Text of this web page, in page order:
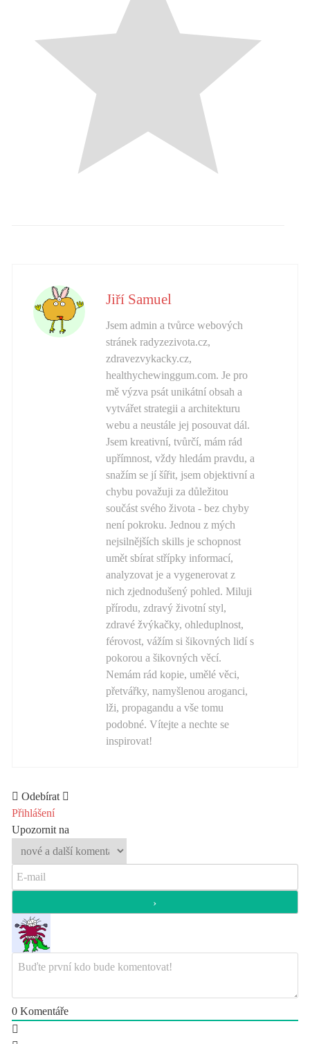
Jiří Samuel
Jsem admin a tvůrce webových
stránek radyzezivota.cz,
zdravezvykacky.cz,
healthychewinggum.com. Je pro
mě výzva psát unikátní obsah a
vytvářet strategii a architekturu
webu a neustále jej posouvat dál.
Jsem kreativní, tvůrčí, mám rád
upřímnost, vždy hledám pravdu, a
snažím se jí šířit, jsem objektivní a
chybu považuji za důležitou
součást svého života - bez chyby
není pokroku. Jednou z mých
nejsilnějších skills je schopnost
umět sbírat střípky informací,
analyzovat je a vygenerovat z
nich zjednodušený pohled. Miluji
přírodu, zdravý životní styl,
zdravé žvýkačky, ohleduplnost,
férovost, vážím si šikovných lidí s
pokorou a šikovných věcí.
Nemám rád kopie, umělé věci,
přetvářky, namyšlenou aroganci,
lži, propagandu a vše tomu
podobné. Vítejte a nechte se
inspirovat!
Odebírat
Přihlášení
Upozornit na
0 Komentáře